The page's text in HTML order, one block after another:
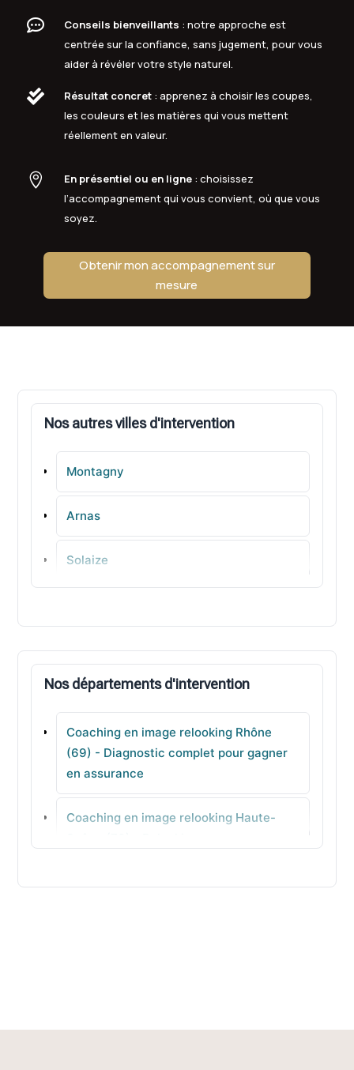
 Conseils bienveillants : notre approche est
centrée sur la confiance, sans jugement, pour vous
aider à révéler votre style naturel.
 Résultat concret: apprenez à choisir les coupes,
les couleurs et les matières qui vous mettent
réellement en valeur.
 En présentiel ou en ligne: choisissez
l’accompagnement qui vous convient, où que vous
soyez.
Obtenir mon accompagnement sur
mesure
Nos autres villes d'intervention
Montagny
Arnas
Solaize
Sainte-Consorce
Chaponnay
Condrieu
Lucenay
Châtillon
Nos départements d'intervention
Coaching en image relooking Rhône
(69) - Diagnostic complet pour gagner
en assurance
Coaching en image relooking Haute-
Coaching en image relooking Savoie